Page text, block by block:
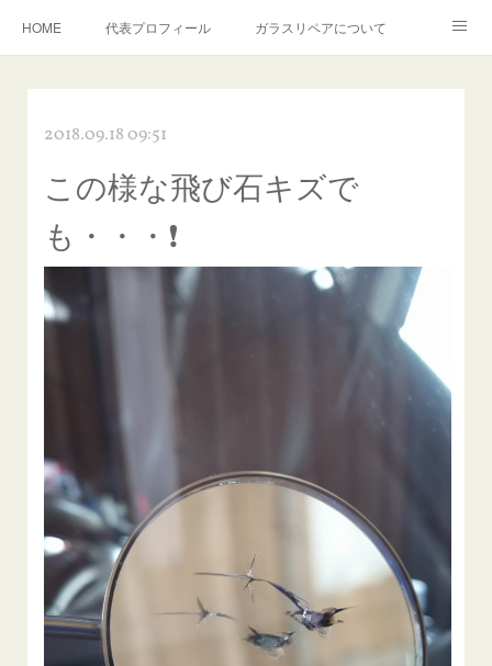
HOME 代表プロフィール ガラスリペアについて
飛び石施工料金について
当店へのアクセス 建築ガラスキズ取り・研磨・磨き
【プロ使用】フッ素系ガラストリートメント『アクアペル』
当店の良心的価格の理由について
欧州車モールの白サビやシミを落とす！
instagram記事 ガラスリペア施工価格
2018.09.18 09:51
この様な飛び石キズで
も・・・❗